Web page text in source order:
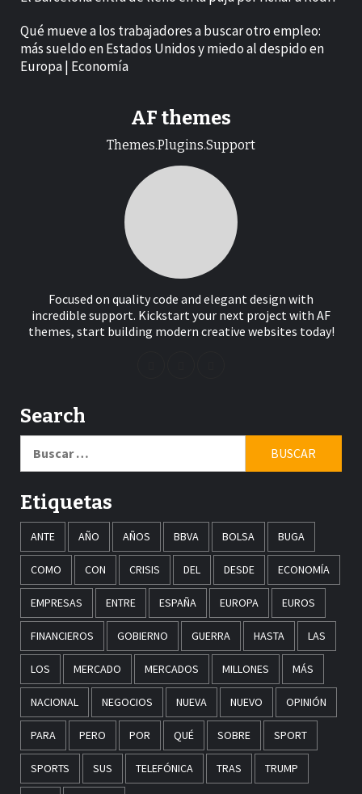
Qué mueve a los trabajadores a buscar otro empleo:
más sueldo en Estados Unidos y miedo al despido en
Europa | Economía
AF themes
Themes.Plugins.Support
Focused on quality code and elegant design with
incredible support. Kickstart your next project with AF
themes, start building modern creative websites today!
Search
Etiquetas
ANTE AÑO AÑOS BBVA BOLSA BUGA
COMO CON CRISIS DEL DESDE ECONOMÍA
EMPRESAS ENTRE ESPAÑA EUROPA EUROS
FINANCIEROS GOBIERNO GUERRA HASTA LAS
LOS MERCADO MERCADOS MILLONES MÁS
NACIONAL NEGOCIOS NUEVA NUEVO OPINIÓN
PARA PERO POR QUÉ SOBRE SPORT
SPORTS SUS TELEFÓNICA TRAS TRUMP